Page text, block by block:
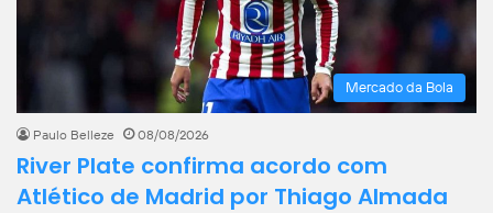
Mercado da Bola
Paulo Belleze 08/08/2026
River Plate confirma acordo com
Atlético de Madrid por Thiago Almada